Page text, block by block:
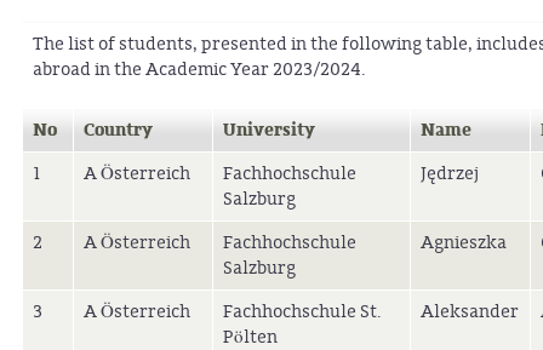
The list of students, presented in the following table,
abroad in the Academic Year 2023/2024.
No Country University Name
1 A Österreich
Fachhochschule
Salzburg
Jędrzej
2 A Österreich
Fachhochschule
Salzburg
Agnieszka
3 A Österreich
Fachhochschule St.
Pölten
Aleksander